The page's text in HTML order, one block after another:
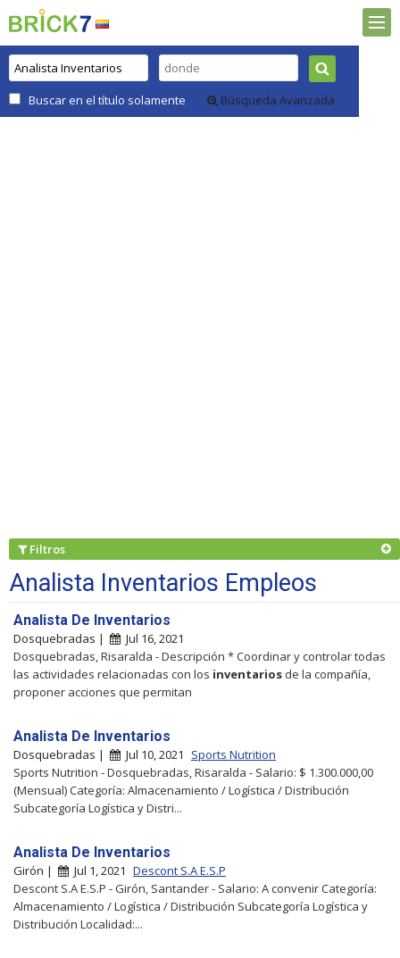
Buscar en el título solamente Búsqueda Avanzada
Filtros
Analista Inventarios Empleos
Analista De Inventarios
Dosquebradas |
Jul 16, 2021
Dosquebradas, Risaralda - Descripción * Coordinar y controlar todas
las actividades relacionadas con los inventarios de la compañía,
proponer acciones que permitan
Analista De Inventarios
Dosquebradas | Jul 10, 2021
Sports Nutrition
Sports Nutrition - Dosquebradas, Risaralda - Salario: $ 1.300.000,00
(Mensual) Categoría: Almacenamiento / Logística / Distribución
Subcategoría Logística y Distri...
Analista De Inventarios
Girón | Jul 1, 2021 Descont S.A E.S.P
Descont S.A E.S.P - Girón, Santander - Salario: A convenir Categoría:
Almacenamiento / Logística / Distribución Subcategoría Logística y
Distribución Localidad:...